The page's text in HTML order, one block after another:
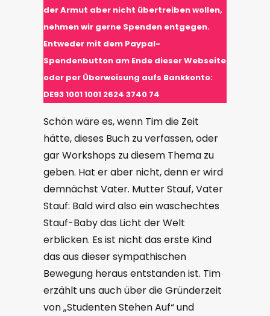
der Armut aber nicht übertreiben wollen,
nehmen wir gerne Spenden entgegen.
Entweder mit dem Paypal-
Spendenbutton am Ende dieser Webseite
oder per Überweisung aufs Bankkonto:
DE93 1001 1001 2624 3740 74
Schön wäre es, wenn Tim die Zeit
hätte, dieses Buch zu verfassen, oder
gar Workshops zu diesem Thema zu
geben. Hat er aber nicht, denn er wird
demnächst Vater. Mutter Stauf, Vater
Stauf: Bald wird also ein waschechtes
Stauf-Baby das Licht der Welt
erblicken. Es ist nicht das erste Kind
das aus dieser sympathischen
Bewegung heraus entstanden ist. Tim
erzählt uns auch über die Gründerzeit
von „Studenten Stehen Auf“ und